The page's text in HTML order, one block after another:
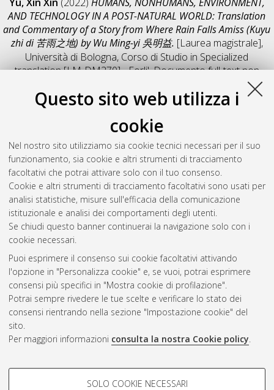
Questo sito web utilizza i
cookie
Nel nostro sito utilizziamo sia cookie tecnici necessari per il suo
funzionamento, sia cookie e altri strumenti di tracciamento
facoltativi che potrai attivare solo con il tuo consenso.
Cookie e altri strumenti di tracciamento facoltativi sono usati per
analisi statistiche, misure sull'efficacia della comunicazione
istituzionale e analisi dei comportamenti degli utenti.
Se chiudi questo banner continuerai la navigazione solo con i
cookie necessari.
Puoi esprimere il consenso sui cookie facoltativi attivando
l'opzione in "Personalizza cookie" e, se vuoi, potrai esprimere
consensi più specifici in "Mostra cookie di profilazione".
Potrai sempre rivedere le tue scelte e verificare lo stato dei
consensi rientrando nella sezione "Impostazione cookie" del
sito.
Per maggiori informazioni consulta la nostra Cookie policy.
COOKIE DI PROFILAZIONE -
SOLO COOKIE NECESSARI
AND TECHNOLOGY IN A POST-NATURAL WORLD: Translation
and Commentary of a Story from Where Rain Falls Amiss (Kuyu
zhi di 苦雨之地) by Wu Ming-yi 吳明益. [Laurea magistrale],
Università di Bologna, Corso di Studio in Specialized
translation [LM-DM270] - Forli', Documento full-text non
Salva citazione
Condividi
Il full-text non è disponibile per scelta dell'autore. (
Abstract
Altri metadati
Gestione del documento:
Atom
Rss 1.0
Rss 2.0
AMS Laurea
Impostazioni Cookie
Informativa sulla privacy